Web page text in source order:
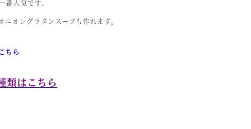
人気です。
オングラタンスープも作れます。
こちら
類はこちら